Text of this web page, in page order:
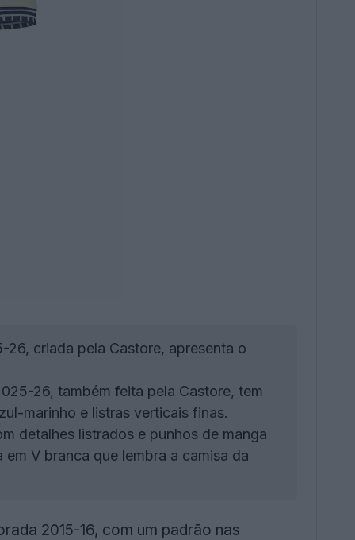
criada pela Castore, apresenta o
26, também feita pela Castore, tem
marinho e listras verticais finas.
detalhes listrados e punhos de manga
V branca que lembra a camisa da
2015-16, com um padrão nas